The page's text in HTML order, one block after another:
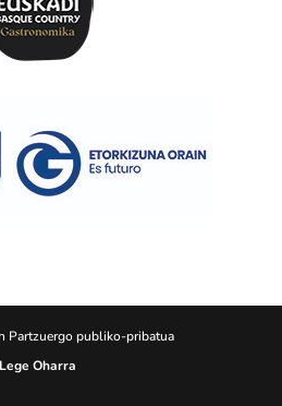
Partzuergo publiko-pribatua
Lege Oharra